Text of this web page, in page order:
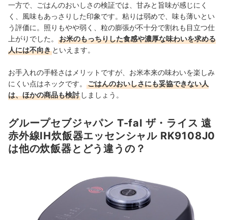
一方で、ごはんのおいしさの検証では、甘みと旨味が感じにく
く、風味もあっさりした印象です。粘りは弱めで、味も薄いとい
う評価に。照りもやや弱く、粒の膨張が不十分で割れも目立つ仕
上がりでした。
お米のもっちりした食感や濃厚な味わいを求める
人には不向き といえます。
お手入れの手軽さはメリットですが、お米本来の味わいを楽しみ
にくい点はネックです。
ごはんのおいしさにも妥協できない人
は、ほかの商品も検討 しましょう。
グループセブジャパン T-fal ザ・ライス 遠
赤外線IH炊飯器エッセンシャル RK9108J0
は他の炊飯器とどう違うの？